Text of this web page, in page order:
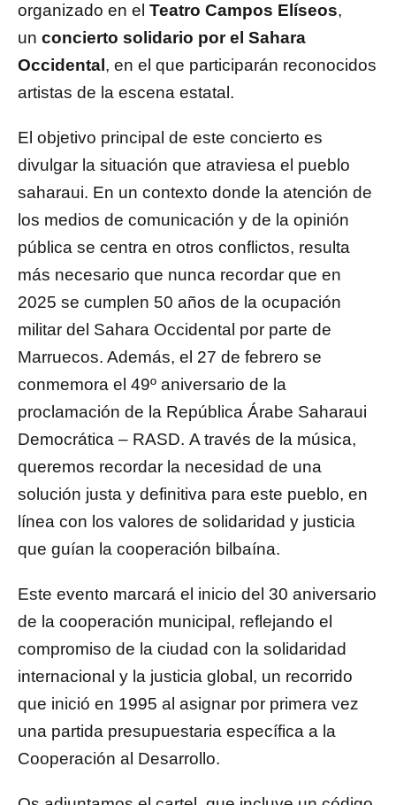
organizado en el Teatro Campos Elíseos,
un concierto solidario por el Sahara
Occidental , en el que participarán reconocidos
artistas de la escena estatal.
El objetivo principal de este concierto es
divulgar la situación que atraviesa el pueblo
saharaui. En un contexto donde la atención de
los medios de comunicación y de la opinión
pública se centra en otros conflictos, resulta
más necesario que nunca recordar que en
2025 se cumplen 50 años de la ocupación
militar del Sahara Occidental por parte de
Marruecos. Además, el 27 de febrero se
conmemora el 49º aniversario de la
proclamación de la República Árabe Saharaui
Democrática – RASD. A través de la música,
queremos recordar la necesidad de una
solución justa y definitiva para este pueblo, en
línea con los valores de solidaridad y justicia
que guían la cooperación bilbaína.
Este evento marcará el inicio del 30 aniversario
de la cooperación municipal, reflejando el
compromiso de la ciudad con la solidaridad
internacional y la justicia global, un recorrido
que inició en 1995 al asignar por primera vez
una partida presupuestaria específica a la
Cooperación al Desarrollo.